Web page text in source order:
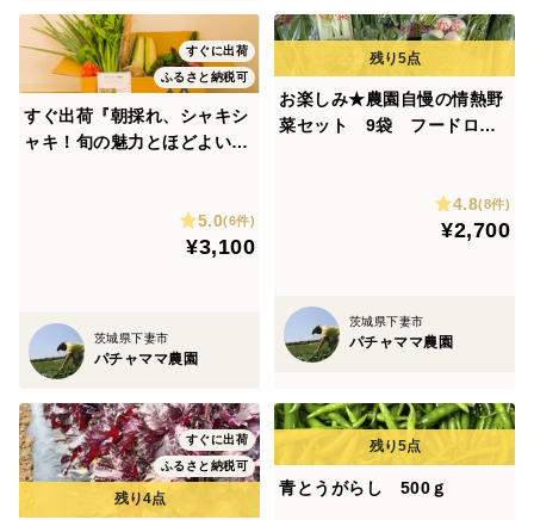
すぐに出荷
ふるさと納税可
すぐ出荷『朝採れ、シャキシ
ャキ！旬の魅力とほどよいボ
5.0(6件)
¥3,100
茨城県下妻市
パチャママ農園
お楽しみ★農園自慢の情熱野
菜セット 9袋 フードロス
4.8(8件)
¥2,700
茨城県下妻市
パチャママ農園
すぐに出荷
ふるさと納税可
青とうがらし 500ｇ